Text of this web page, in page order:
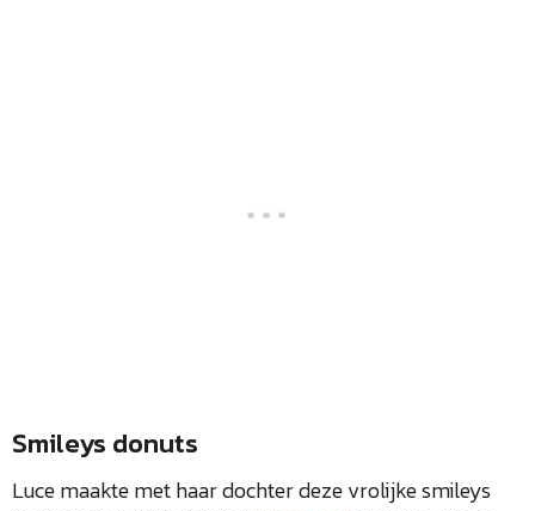
Smileys donuts
Luce maakte met haar dochter deze vrolijke smileys